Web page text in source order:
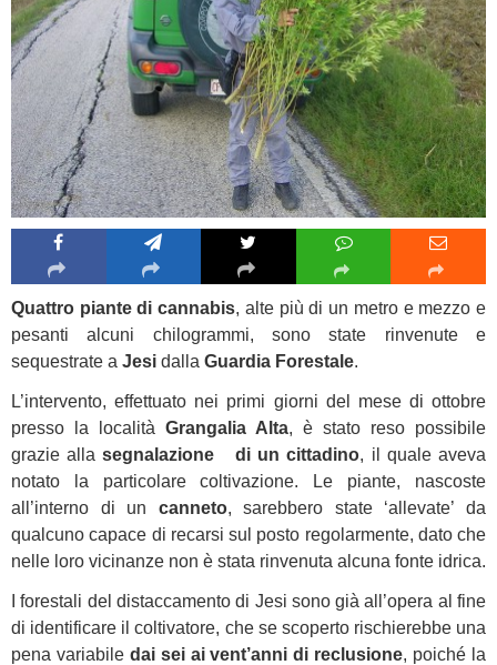
Quattro piante di cannabis, alte più di un metro e mezzo e
pesanti alcuni chilogrammi, sono state rinvenute e
sequestrate a Jesi dalla Guardia Forestale.
L’intervento, effettuato nei primi giorni del mese di ottobre
presso la località Grangalia Alta, è stato reso possibile
grazie allasegnalazione di un cittadino, il quale aveva
notato la particolare coltivazione. Le piante, nascoste
all’interno di un canneto, sarebbero state ‘allevate’ da
qualcuno capace di recarsi sul posto regolarmente, dato che
nelle loro vicinanze non è stata rinvenuta alcuna fonte idrica.
I forestali del distaccamento di Jesi sono già all’opera al fine
di identificare il coltivatore, che se scoperto rischierebbe una
pena variabile dai sei ai vent’anni di reclusione, poiché la